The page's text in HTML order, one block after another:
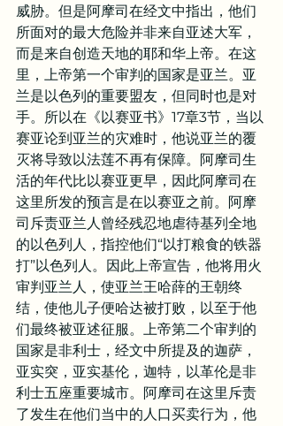
威胁。但是阿摩司在经文中指出，他们
所面对的最大危险并非来自亚述大军，
而是来自创造天地的耶和华上帝。在这
里，上帝第一个审判的国家是亚兰。亚
兰是以色列的重要盟友，但同时也是对
手。所以在《以赛亚书》17章3节，当以
赛亚论到亚兰的灾难时，他说亚兰的覆
灭将导致以法莲不再有保障。阿摩司生
活的年代比以赛亚更早，因此阿摩司在
这里所发的预言是在以赛亚之前。阿摩
司斥责亚兰人曾经残忍地虐待基列全地
的以色列人，指控他们“以打粮食的铁器
打”以色列人。因此上帝宣告，他将用火
审判亚兰人，使亚兰王哈薛的王朝终
结，使他儿子便哈达被打败，以至于他
们最终被亚述征服。上帝第二个审判的
国家是非利士，经文中所提及的迦萨，
亚实突，亚实基伦，迦特，以革伦是非
利士五座重要城市。阿摩司在这里斥责
了发生在他们当中的人口买卖行为，他